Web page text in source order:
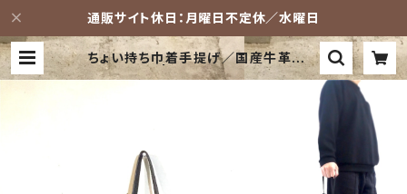
通販サイト休日：月曜日不定休／水曜日
ちょい持ち巾着手提げ／国産牛革／レ
スデザイン | -LESS (レス) 革鞄ショ